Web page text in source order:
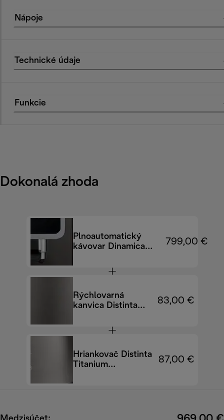
Nápoje
Technické údaje
Funkcie
Dokonalá zhoda
Plnoautomatický
kávovar Dinamica
799,00 €
Rýchlovarná
kanvica Distinta
KBIN2001.TB
83,00 €
Hriankovač Distinta
Titanium
87,00 €